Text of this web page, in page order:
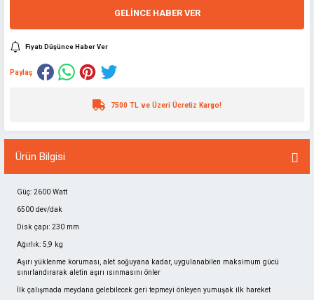
GELINCE HABER VER
Fiyatı Düşünce Haber Ver
Paylaş
7500 TL ve Üzeri Ücretiz Kargo!
Ürün Bilgisi
Güç: 2600 Watt
6500 dev/dak
Disk çapı: 230 mm
Ağırlık: 5,9 kg
Aşırı yüklenme koruması, alet soğuyana kadar, uygulanabilen maksimum gücü
sınırlandırarak aletin aşırı ısınmasını önler
İlk çalışmada meydana gelebilecek geri tepmeyi önleyen yumuşak ilk hareket